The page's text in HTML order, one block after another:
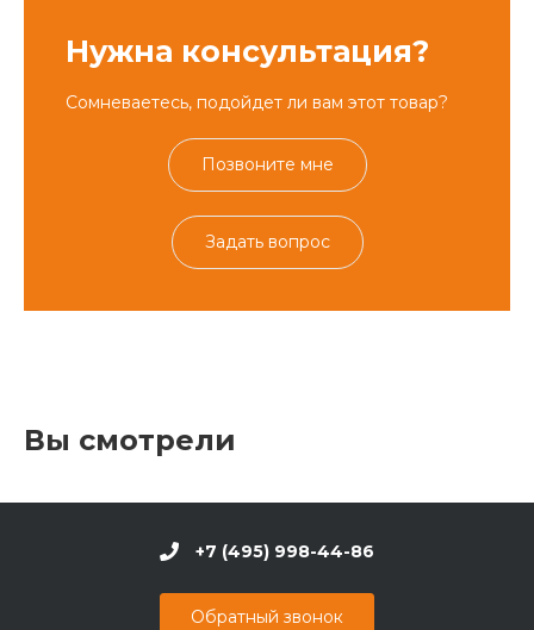
Нужна консультация?
Сомневаетесь, подойдет ли вам этот товар?
Позвоните мне
Задать вопрос
Вы смотрели
+7 (495) 998-44-86
Обратный звонок